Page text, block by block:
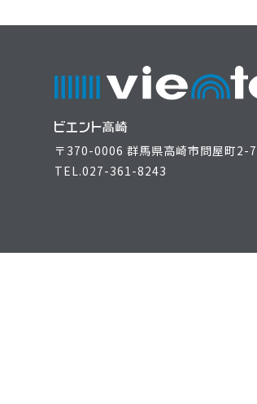
〒370-0006 群馬県高崎市問屋町2-7
TEL.027-361-8243